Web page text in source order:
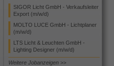
SIGOR Licht GmbH - Verkaufsleiter
Export (m/w/d)
MOLTO LUCE GmbH - Lichtplaner
(m/w/d)
LTS Licht & Leuchten GmbH -
Lighting Designer (m/w/d)
Weitere Jobanzeigen >>